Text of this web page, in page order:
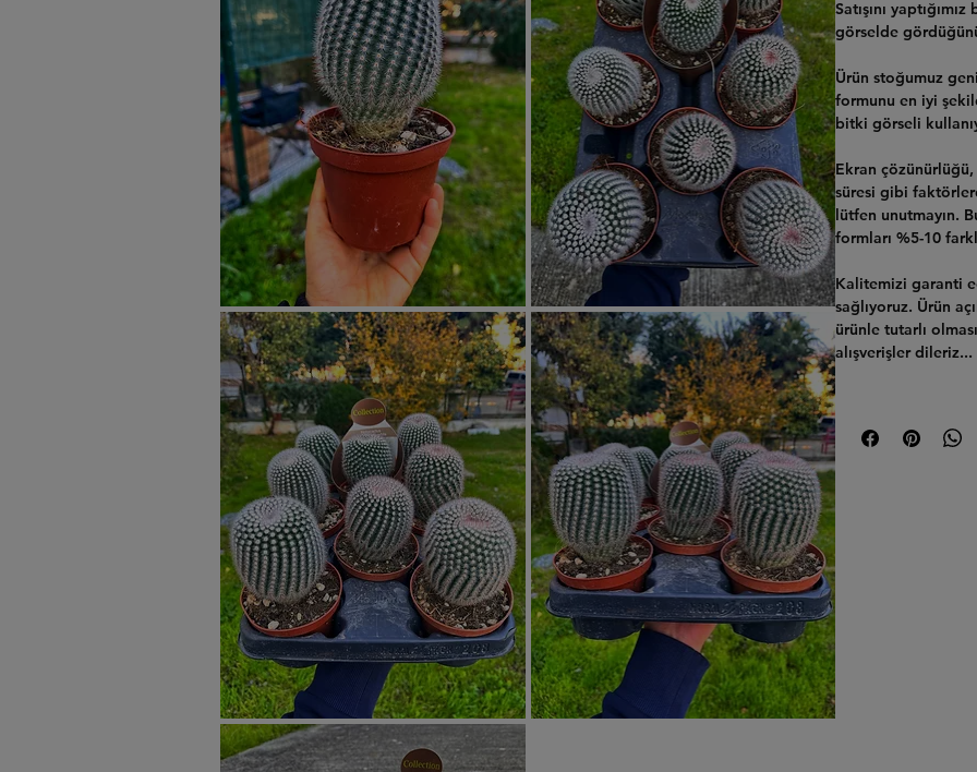
Satışını yaptığımız
görselde
Ürün stoğumuz
formunu en iyi
bitki görseli
Ekran çözünürlüğü,
süresi gibi
lütfen unutmayın.
formları %5-10
Kalitemizi garanti
sağlıyoruz. Ürün
ürünle tutarlı
alışverişler dileriz...